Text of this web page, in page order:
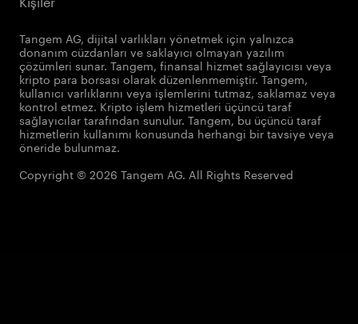
Tangem AG, dijital varlıkları yönetmek için yalnızca
donanım cüzdanları ve saklayıcı olmayan yazılım
çözümleri sunar. Tangem, finansal hizmet sağlayıcısı veya
kripto para borsası olarak düzenlenmemiştir. Tangem,
kullanıcı varlıklarını veya işlemlerini tutmaz, saklamaz veya
kontrol etmez. Kripto işlem hizmetleri üçüncü taraf
sağlayıcılar tarafından sunulur. Tangem, bu üçüncü taraf
hizmetlerin kullanımı konusunda herhangi bir tavsiye veya
öneride bulunmaz.